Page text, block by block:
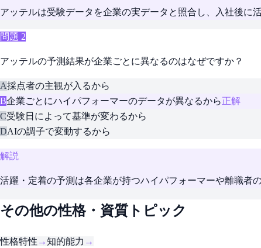
アッテルは受験データを企業の実データと照合し、入社後に
問題 2
アッテルの予測結果が企業ごとに異なるのはなぜですか？
A採点者の主観が入るから
B企業ごとにハイパフォーマーのデータが異なるから正解
C受験日によって基準が変わるから
DAIの調子で変動するから
解説
活躍・定着の予測は各企業が持つハイパフォーマーや離職者
その他の性格・資質トピック
性格特性 →知的能力 →